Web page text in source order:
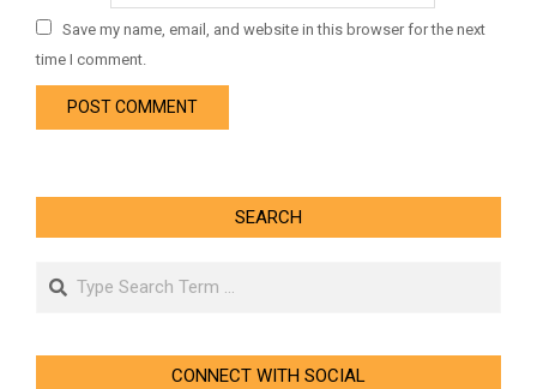
Save my name, email, and website in this browser for the next
time I comment.
SEARCH
Search
CONNECT WITH SOCIAL